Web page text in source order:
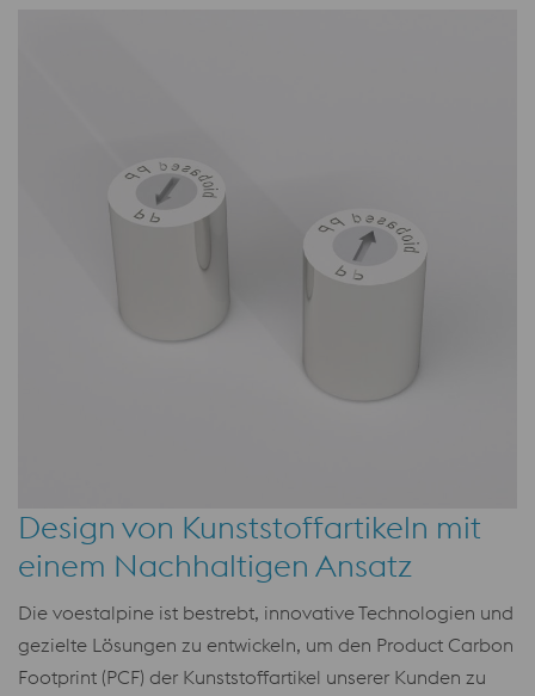
Design von Kunststoffartikeln mit
einem Nachhaltigen Ansatz
Die voestalpine ist bestrebt, innovative Technologien und
gezielte Lösungen zu entwickeln, um den Product Carbon
Footprint (PCF) der Kunststoffartikel unserer Kunden zu